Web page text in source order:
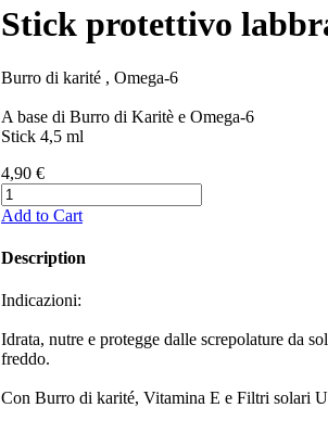
Stick protettivo
Burro di karité , Omega-6
A base di Burro di Karitè e Omega-6
Stick 4,5 ml
4,90 €
Add to Cart
Description
Indicazioni:
​Idrata, nutre e protegge dalle screpolature da
freddo.
​​​Con Burro di karité, Vitamina E e Filtri solari